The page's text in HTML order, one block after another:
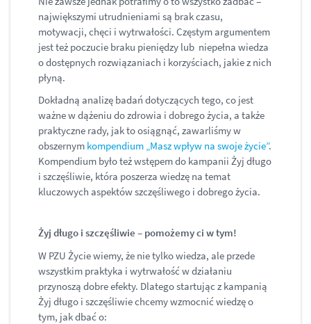
największymi utrudnieniami są brak czasu,
motywacji, chęci i wytrwałości. Częstym argumentem
jest też poczucie braku pieniędzy lub niepełna wiedza
o dostępnych rozwiązaniach i korzyściach, jakie z nich
płyną.
Dokładną analizę badań dotyczących tego, co jest
ważne w dążeniu do zdrowia i dobrego życia, a także
praktyczne rady, jak to osiągnąć, zawarliśmy w
obszernym kompendium „Masz wpływ na swoje życie”.
Kompendium było też wstępem do kampanii Żyj długo
i szczęśliwie, która poszerza wiedzę na temat
kluczowych aspektów szczęśliwego i dobrego życia.
Żyj długo i szczęśliwie – pomożemy ci w tym!
W PZU Życie wiemy, że nie tylko wiedza, ale przede
wszystkim praktyka i wytrwałość w działaniu
przynoszą dobre efekty. Dlatego startując z kampanią
Żyj długo i szczęśliwie chcemy wzmocnić wiedzę o
tym, jak dbać o: